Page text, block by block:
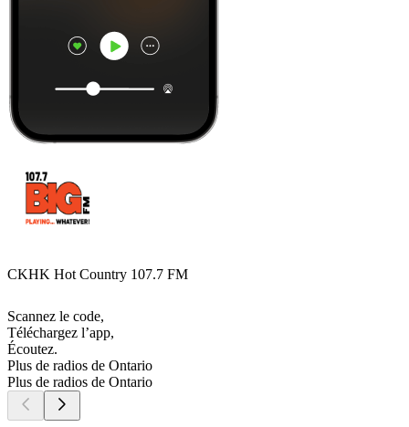
CKHK Hot Country 107.7 FM
Scannez le code,
Téléchargez l’app,
Écoutez.
Plus de radios de Ontario
Plus de radios de Ontario